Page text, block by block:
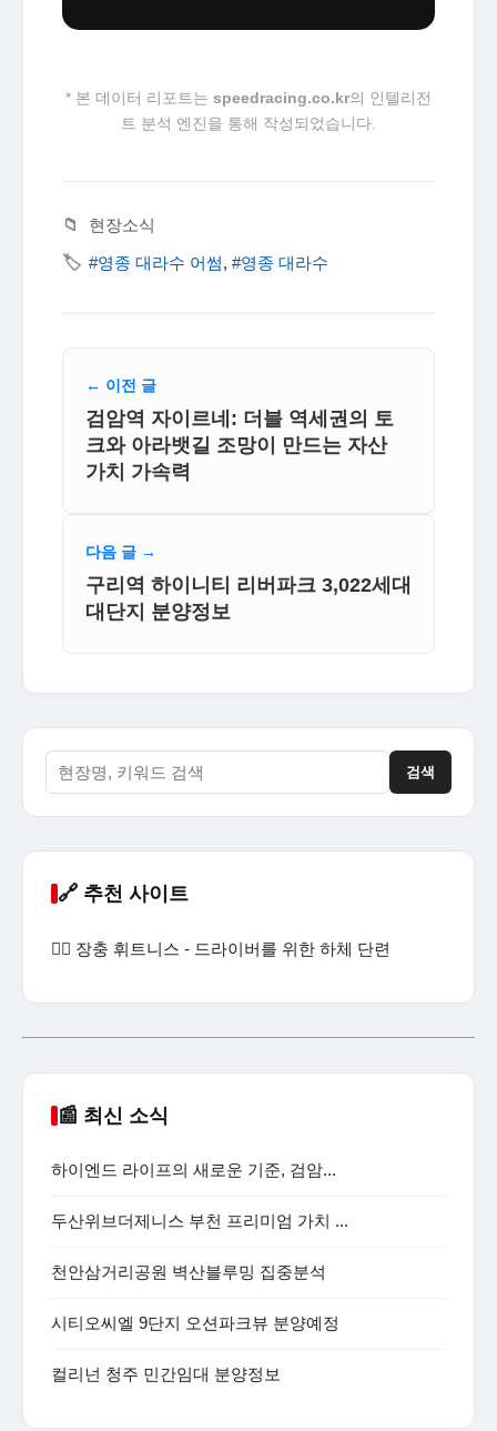
* 본 데이터 리포트는 speedracing.co.kr의 인텔리전
트 분석 엔진을 통해 작성되었습니다.
📁
현장소식
🏷️ #영종 대라수 어썸, #영종 대라수
← 이전 글
검암역 자이르네: 더블 역세권의 토
크와 아라뱃길 조망이 만드는 자산
가치 가속력
다음 글 →
구리역 하이니티 리버파크 3,022세대
대단지 분양정보
검색
🔗 추천 사이트
🏋️‍♂️ 장충 휘트니스 - 드라이버를 위한 하체 단련
📰 최신 소식
하이엔드 라이프의 새로운 기준, 검암...
두산위브더제니스 부천 프리미엄 가치 ...
천안삼거리공원 벽산블루밍 집중분석
시티오씨엘 9단지 오션파크뷰 분양예정
컬리넌 청주 민간임대 분양정보